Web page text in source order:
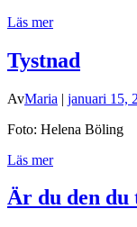
Läs mer
Tystnad
AvMaria | januari 15,
Foto: Helena Böling
Läs mer
Är du den